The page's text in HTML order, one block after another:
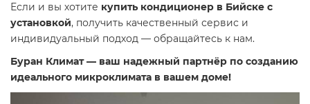
Если и вы хотите купить кондиционер в Бийске с
установкой, получить качественный сервис и
индивидуальный подход — обращайтесь к нам.
Буран Климат — ваш надежный партнёр по созданию
идеального микроклимата в вашем доме!